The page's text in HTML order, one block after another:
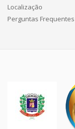
Localização
Perguntas Frequentes